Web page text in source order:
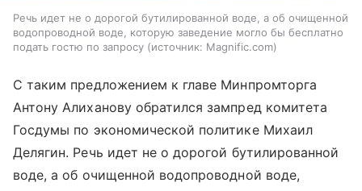
Речь идет не о дорогой бутилированной воде, а об очищенной
водопроводной воде, которую заведение могло бы бесплатно
подать гостю по запросу
источник: Magnific.com
С таким предложением к главе Минпромторга
Антону Алиханову обратился зампред комитета
Госдумы по экономической политике Михаил
Делягин. Речь идет не о дорогой бутилированной
воде, а об очищенной водопроводной воде,